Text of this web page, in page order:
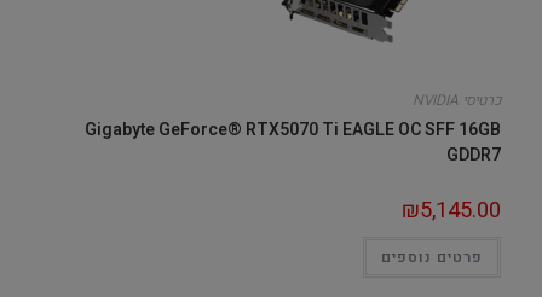
כרטיסי NVIDIA
Gigabyte GeForce® RTX5070 Ti EAGLE OC SFF 16GB
GDDR7
₪5,145.00
פרטים נוספים